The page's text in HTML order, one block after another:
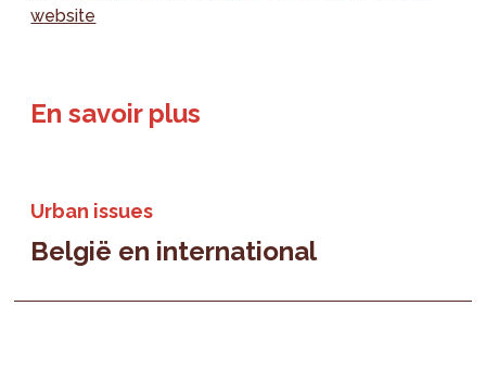
website
En savoir plus
Urban issues
België en international